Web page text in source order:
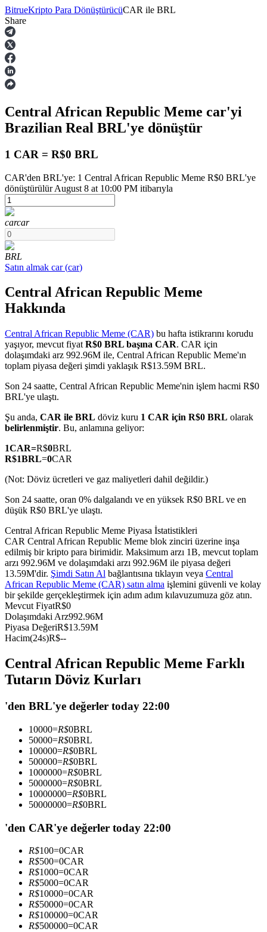
Vadeli İşlemler
USDT Vadeli İşlemleri
Kripto Para Vadeli İşlemleri
TradFi
USDC Vadeli İşlemleri
USDC'yi teminat olarak kullanan vadeli işlemler
Kopya Ticaret
Kopya Tüccarı Olun
Kâr paylaşımı ve kopya ticaret komisyonlarının tadını çıkarın
BitrueKripto Para DönüştürücüCAR ile BRL
Share
Central African Republic Meme car'yi
Brazilian Real BRL'ye dönüştür
1 CAR = R$0 BRL
CAR'den BRL'ye: 1 Central African Republic Meme R$0 BRL'ye
dönüştürülür August 8 at 10:00 PM itibarıyla
carcar
BRL
Satın almak car(car)
Central African Republic Meme
Hakkında
Central African Republic Meme (CAR) bu hafta istikrarını korudu
yaşıyor, mevcut fiyat R$0 BRL başına CAR. CAR için
dolaşımdaki arz 992.96M ile, Central African Republic Meme'ın
toplam piyasa değeri şimdi yaklaşık R$13.59M BRL.
Son 24 saatte, Central African Republic Meme'nin işlem hacmi R$0
BRL'ye ulaştı.
Şu anda, CAR ile BRL döviz kuru 1 CAR için R$0 BRL olarak
belirlenmiştir. Bu, anlamına geliyor:
1CAR=R$0BRL
R$1BRL=0CAR
(Not: Döviz ücretleri ve gaz maliyetleri dahil değildir.)
Son 24 saatte, oran 0% dalgalandı ve en yüksek R$0 BRL ve en
düşük R$0 BRL'ye ulaştı.
Central African Republic Meme Piyasa İstatistikleri
CAR Central African Republic Meme blok zinciri üzerine inşa
edilmiş bir kripto para birimidir. Maksimum arzı 1B, mevcut toplam
arzı 992.96M ve dolaşımdaki arzı 992.96M ile piyasa değeri
13.59M'dir. Şimdi Satın Al bağlantısına tıklayın veya Central
African Republic Meme (CAR) satın alma işlemini güvenli ve kolay
bir şekilde gerçekleştirmek için adım adım kılavuzumuza göz atın.
Mevcut FiyatR$0
Dolaşımdaki Arz992.96M
Piyasa DeğeriR$13.59M
Hacim(24s)R$--
Central African Republic Meme Farklı
Tutarın Döviz Kurları
'den BRL'ye değerler today 22:00
10000=R$0BRL
50000=R$0BRL
100000=R$0BRL
500000=R$0BRL
1000000=R$0BRL
5000000=R$0BRL
10000000=R$0BRL
50000000=R$0BRL
'den CAR'ye değerler today 22:00
R$100=0CAR
R$500=0CAR
R$1000=0CAR
R$5000=0CAR
R$10000=0CAR
R$50000=0CAR
R$100000=0CAR
R$500000=0CAR